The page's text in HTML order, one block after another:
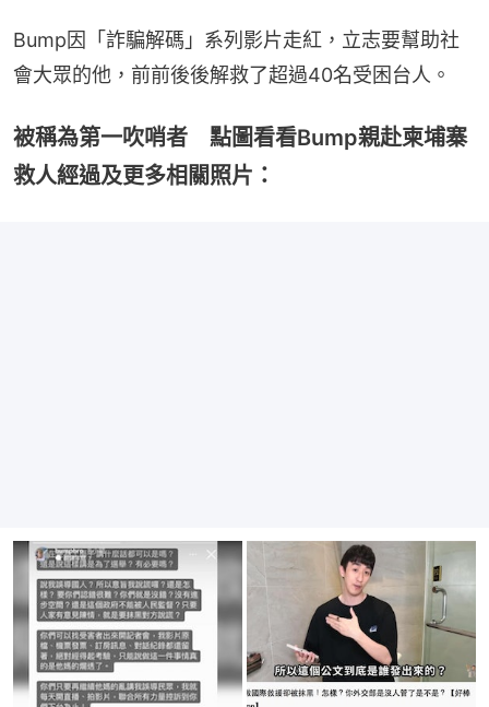
Bump因「詐騙解碼」系列影片走紅，立志要幫助社
會大眾的他，前前後後解救了超過40名受困台人。
被稱為第一吹哨者 點圖看看Bump親赴柬埔寨
救人經過及更多相關照片：